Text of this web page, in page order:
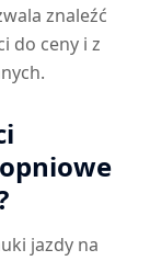
znaleźć
do ceny i z
jazdy na